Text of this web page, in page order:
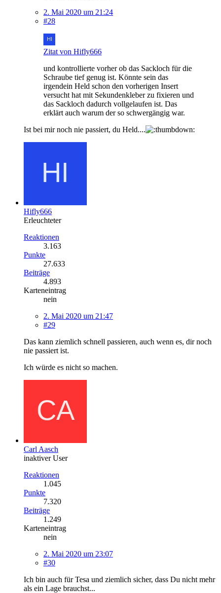
2. Mai 2020 um 21:24
#28
Zitat von Hifly666
und kontrollierte vorher ob das Sackloch für die
Schraube tief genug ist. Könnte sein das
irgendein Held schon den vorherigen Insert
versucht hat mit Sekundenkleber zu fixieren und
das Sackloch dadurch vollgelaufen ist. Das
erklärt auch warum der so schwergängig war.
Ist bei mir noch nie passiert, du Held....
Hifly666
Erleuchteter
Reaktionen
3.163
Punkte
27.633
Beiträge
4.893
Karteneintrag
nein
2. Mai 2020 um 21:47
#29
Das kann ziemlich schnell passieren, auch wenn es, dir noch
nie passiert ist.
Ich würde es nicht so machen.
Carl Aasch
inaktiver User
Reaktionen
1.045
Punkte
7.320
Beiträge
1.249
Karteneintrag
nein
2. Mai 2020 um 23:07
#30
Ich bin auch für Tesa und ziemlich sicher, dass Du nicht mehr
als ein Lage brauchst...